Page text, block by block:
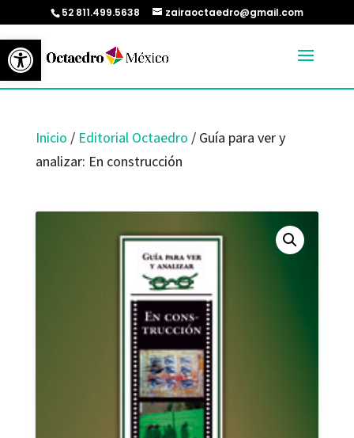
Abrir barra de herramientas
52 811.499.5638 zairaoctaedro@gmail.com
Inicio / Editorial Octaedro / Guía para ver y
analizar: En construcción